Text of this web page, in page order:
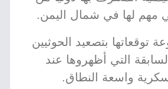
مهم لها في شمال اليمن.
توقعاتها بتصعيد الحوثيين
التي أظهروها عند
واسعة النطاق.